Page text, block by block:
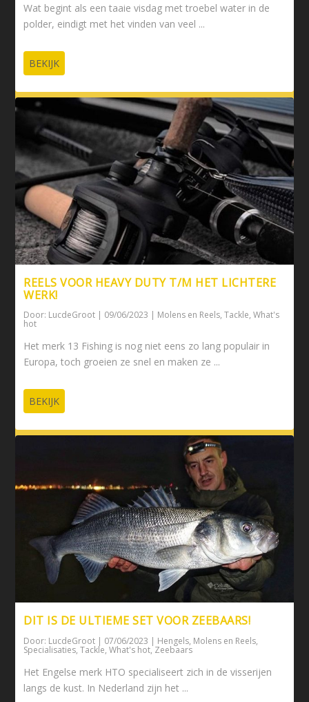
Wat begint als een taaie visdag met troebel water in de
polder, eindigt met het vinden van veel ...
BEKIJK
REELS VOOR HEAVY DUTY T/M HET LICHTERE
WERK!
Door: LucdeGroot | 09/06/2023 | Molens en Reels,Tackle,What's
hot
Het merk 13 Fishing is nog niet eens zo lang populair in
Europa, toch groeien ze snel en maken ze ...
BEKIJK
DIT IS DE ULTIEME SET VOOR ZEEBAARS!
Door: LucdeGroot | 07/06/2023 | Hengels, Molens en Reels,
Specialisaties,Tackle,What's hot,Zeebaars
Het Engelse merk HTO specialiseert zich in de visserijen
langs de kust. In Nederland zijn het ...